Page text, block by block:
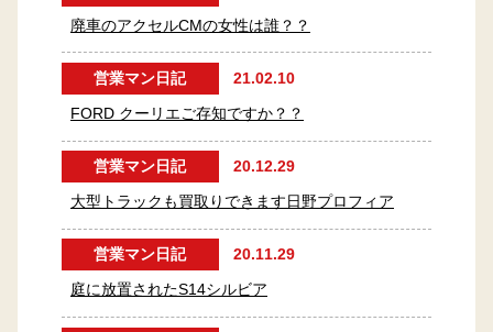
廃車のアクセルCMの女性は誰？？
営業マン日記 21.02.10
FORD クーリエご存知ですか？？
営業マン日記 20.12.29
大型トラックも買取りできます日野プロフィア
営業マン日記 20.11.29
庭に放置されたS14シルビア